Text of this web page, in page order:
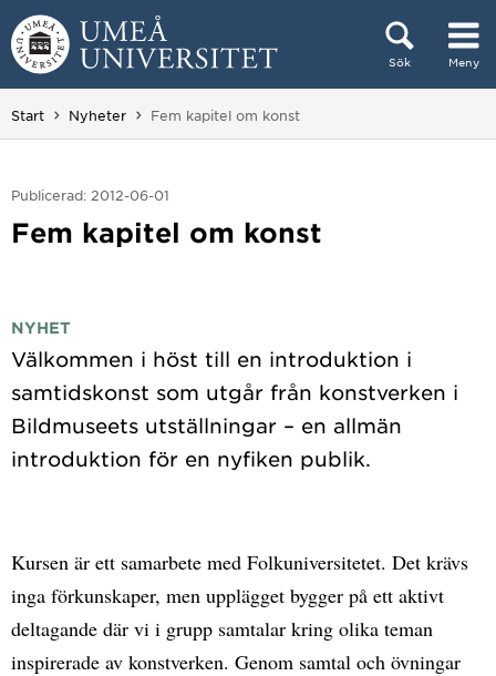
Hoppa direkt till innehållet
Sök Meny
Huvudmenyn dold.
Start Nyheter Du är här:
Fem kapitel om konst
Publicerad: 2012-06-01
Fem kapitel om konst
NYHET
Välkommen i höst till en introduktion i
samtidskonst som utgår från konstverken i
Bildmuseets utställningar – en allmän
Kursen är ett samarbete med Folkuniversitetet. Det krävs
inga förkunskaper, men upplägget bygger på ett aktivt
deltagande där vi i grupp samtalar kring olika teman
inspirerade av konstverken. Genom samtal och övningar